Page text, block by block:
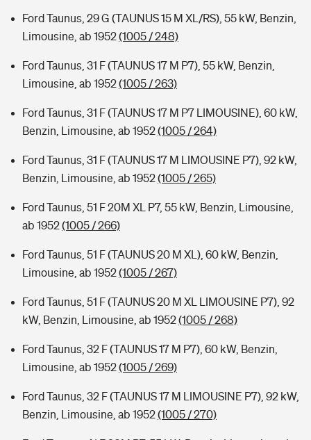
Ford Taunus, 29 G (TAUNUS 15 M XL/RS), 55 kW, Benzin,
Limousine, ab 1952(1005 / 248)
Ford Taunus, 31 F (TAUNUS 17 M P7), 55 kW, Benzin,
Limousine, ab 1952(1005 / 263)
Ford Taunus, 31 F (TAUNUS 17 M P7 LIMOUSINE), 60 kW,
Benzin, Limousine, ab 1952(1005 / 264)
Ford Taunus, 31 F (TAUNUS 17 M LIMOUSINE P7), 92 kW,
Benzin, Limousine, ab 1952(1005 / 265)
Ford Taunus, 51 F 20M XL P7, 55 kW, Benzin, Limousine,
ab 1952(1005 / 266)
Ford Taunus, 51 F (TAUNUS 20 M XL), 60 kW, Benzin,
Limousine, ab 1952(1005 / 267)
Ford Taunus, 51 F (TAUNUS 20 M XL LIMOUSINE P7), 92
kW, Benzin, Limousine, ab 1952(1005 / 268)
Ford Taunus, 32 F (TAUNUS 17 M P7), 60 kW, Benzin,
Limousine, ab 1952(1005 / 269)
Ford Taunus, 32 F (TAUNUS 17 M LIMOUSINE P7), 92 kW,
Benzin, Limousine, ab 1952(1005 / 270)